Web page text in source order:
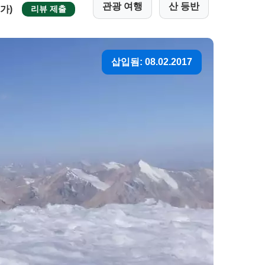
) 리뷰 제출 관광 여행 산 등반
삽입됨: 08.02.2017